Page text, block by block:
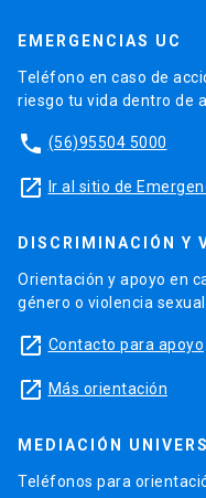
EMERGENCIAS UC
Teléfono en caso de
riesgo tu vida dentro de
phone (56)95504 5000
launch Ir al sitio de
DISCRIMINACIÓN Y
Orientación y apoyo en
género o violencia sexual.
launch Contacto para apoyo
launch Más orientación
MEDIACIÓN
Teléfonos para